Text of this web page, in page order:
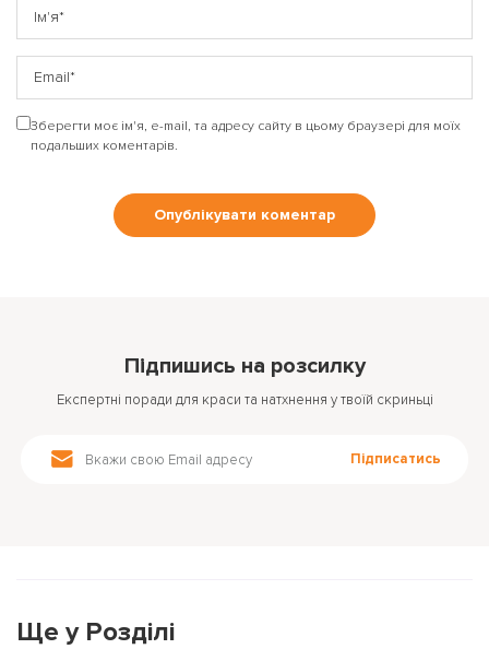
Зберегти моє ім'я, e-mail, та адресу сайту в цьому браузері для моїх
подальших коментарів.
Підпишись на розсилку
Підписатись
Експертні поради для краси та натхнення у твоїй скриньці
Ще у Розділі